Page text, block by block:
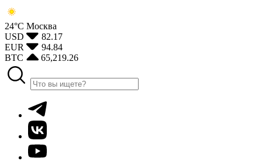
24°С Москва
USD
82.17
EUR
94.84
BTC
65,219.26